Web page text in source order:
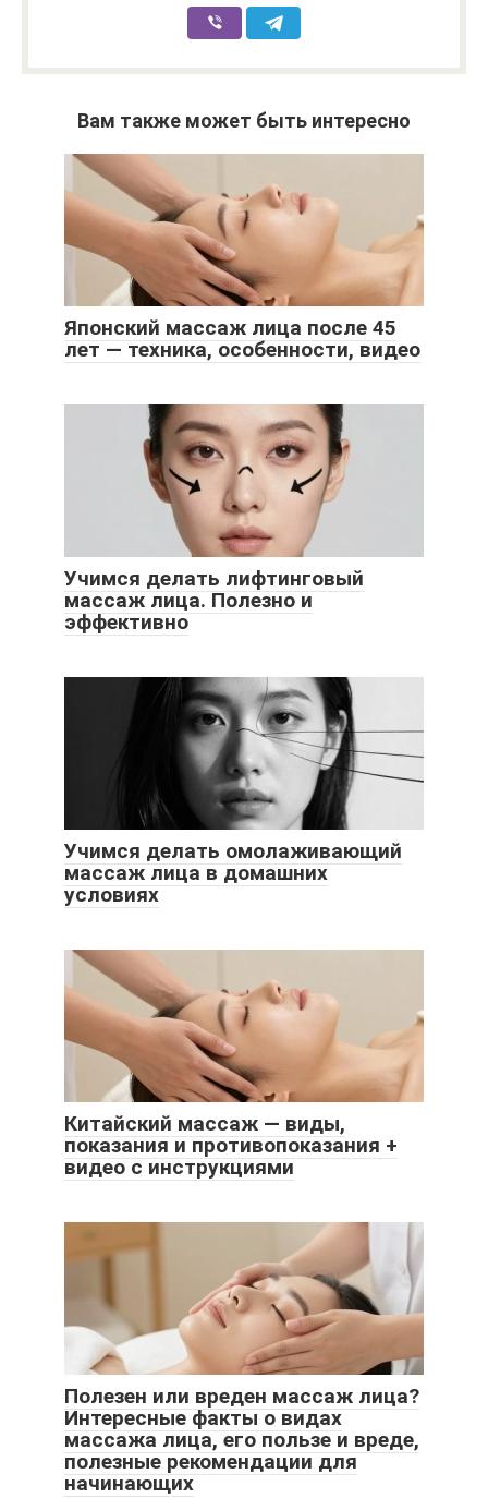
Вам также может быть интересно
Японский массаж лица после 45
лет — техника, особенности, видео
Учимся делать лифтинговый
массаж лица. Полезно и
эффективно
Учимся делать омолаживающий
массаж лица в домашних
условиях
Китайский массаж — виды,
показания и противопоказания +
видео с инструкциями
Полезен или вреден массаж лица?
Интересные факты о видах
массажа лица, его пользе и вреде,
полезные рекомендации для
начинающих